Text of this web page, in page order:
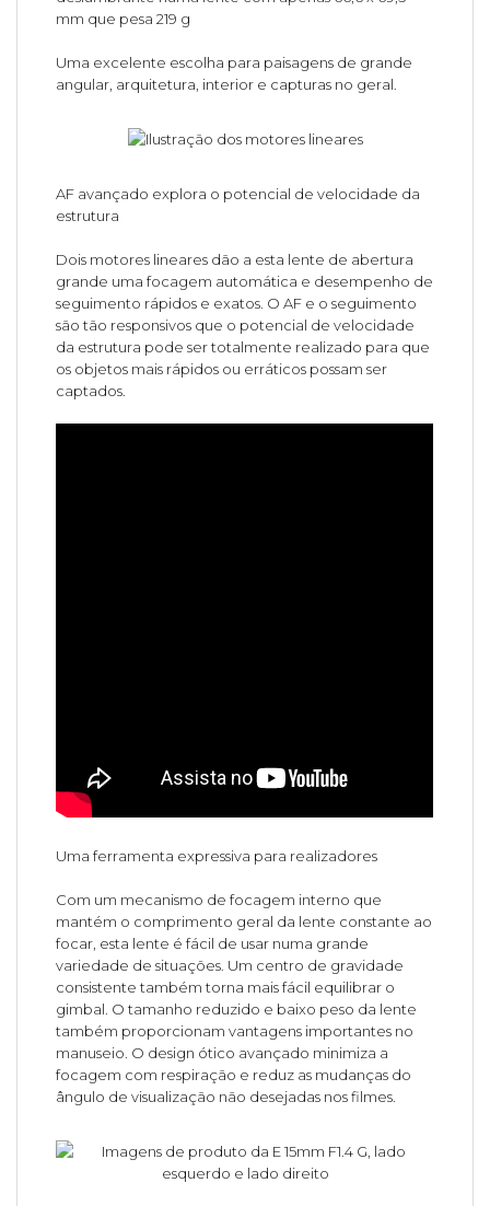
mm que pesa 219 g
Uma excelente escolha para paisagens de grande
angular, arquitetura, interior e capturas no geral.
AF avançado explora o potencial de velocidade da
estrutura
Dois motores lineares dão a esta lente de abertura
grande uma focagem automática e desempenho de
seguimento rápidos e exatos. O AF e o seguimento
são tão responsivos que o potencial de velocidade
da estrutura pode ser totalmente realizado para que
os objetos mais rápidos ou erráticos possam ser
captados.
Uma ferramenta expressiva para realizadores
Com um mecanismo de focagem interno que
mantém o comprimento geral da lente constante ao
focar, esta lente é fácil de usar numa grande
variedade de situações. Um centro de gravidade
consistente também torna mais fácil equilibrar o
gimbal. O tamanho reduzido e baixo peso da lente
também proporcionam vantagens importantes no
manuseio. O design ótico avançado minimiza a
focagem com respiração e reduz as mudanças do
ângulo de visualização não desejadas nos filmes.